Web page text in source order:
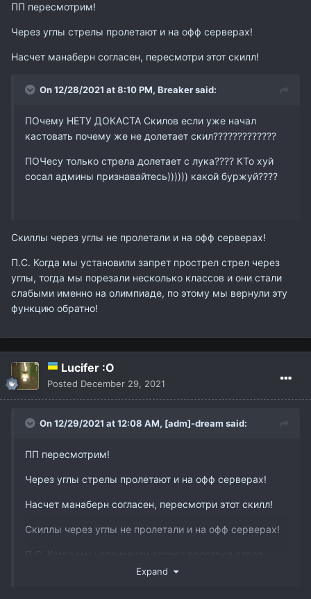
Почему чеРЕЗ Стьену сука??????? у вас там норм все
ЗАливной хуетой?????????? В чем суть ТАкой
просто .... а не настройка Птс ващего говняного.......
ПП пересмотрим!
Через углы стрелы пролетают и на офф серверах!
Насчет манаберн согласен, пересмотри этот скилл!
On 12/28/2021 at 8:10 PM, Breakersaid:
ПОчему НЕТУ ДОКАСТА Скилов если уже начал
кастовать почему же не долетает скил?????????????
ПОЧесу только стрела долетает с лука???? КТо хуй
сосал админы признавайтесь)))))) какой буржуй????
Скиллы через углы не пролетали и на офф серверах!
П.С. Когда мы установили запрет прострел стрел через
углы, тогда мы порезали несколько классов и они стали
слабыми именно на олимпиаде, по этому мы вернули эту
функцию обратно!
Lucifer :O
Posted December 29, 2021
On 12/29/2021 at 12:08 AM, [adm]-dream said:
ПП пересмотрим!
Через углы стрелы пролетают и на офф серверах!
Насчет манаберн согласен, пересмотри этот скилл!
Скиллы через углы не пролетали и на офф серверах!
через углы, тогда мы порезали несколько классов и
Expand